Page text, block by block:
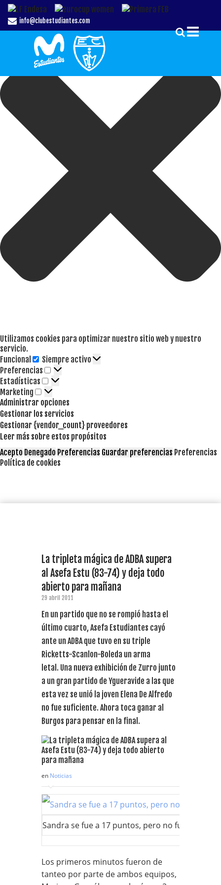
Gestionar el Consentimiento de las Cookies
Utilizamos cookies para optimizar nuestro sitio web y nuestro
servicio.
Funcional
Funcional
Siempre activo
Preferencias
Preferencias
Estadísticas Estadísticas
Marketing Marketing
Administrar opciones
Gestionar los servicios
Gestionar {vendor_count} proveedores
Leer más sobre estos propósitos
Acepto Denegado Preferencias Guardar preferencias Preferencias
Política de cookies
info@clubestudiantes.com
La tripleta mágica de ADBA supera
al Asefa Estu (83-74) y deja todo
abierto para mañana
29 abril 2011
En un partido que no se rompió hasta el
último cuarto, Asefa Estudiantes cayó
ante un ADBA que tuvo en su triple
Ricketts-Scanlon-Boleda un arma
letal. Una nueva exhibición de Zurro junto
a un gran partido de Ygueravide a las que
esta vez se unió la joven Elena De Alfredo
no fue suficiente. Ahora toca ganar al
Burgos para pensar en la final.
en Noticias
Sandra se fue a 17 puntos, pero no fue
Los primeros minutos fueron de
tanteo por parte de ambos equipos,